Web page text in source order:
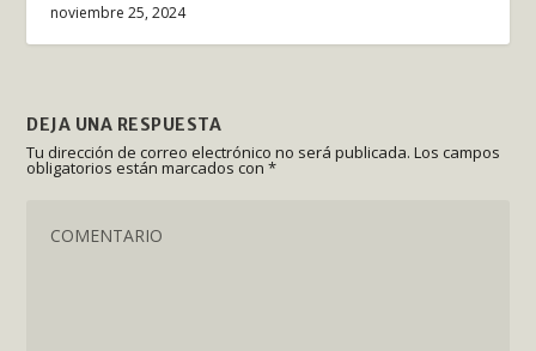
noviembre 25, 2024
DEJA UNA RESPUESTA
Tu dirección de correo electrónico no será publicada. Los campos
obligatorios están marcados con*